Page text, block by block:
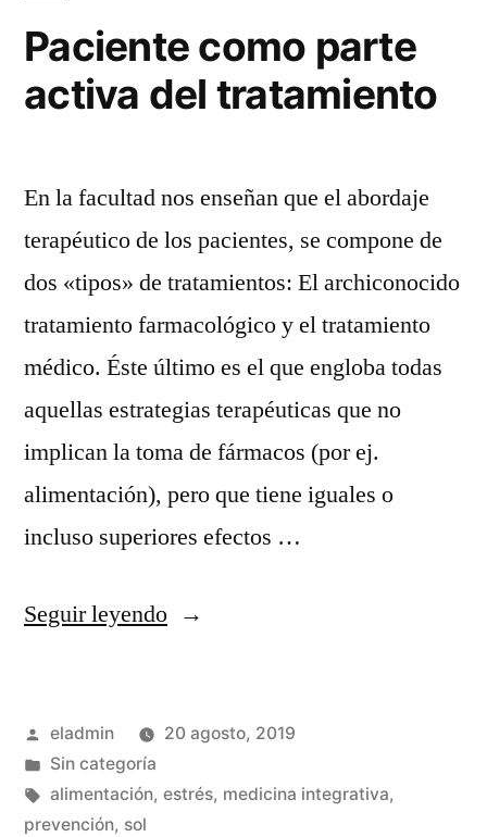
Paciente como parte
activa del tratamiento
En la facultad nos enseñan que el abordaje
terapéutico de los pacientes, se compone de
dos «tipos» de tratamientos: El archiconocido
tratamiento farmacológico y el tratamiento
médico. Éste último es el que engloba todas
aquellas estrategias terapéuticas que no
implican la toma de fármacos (por ej.
alimentación), pero que tiene iguales o
incluso superiores efectos …
Seguir leyendo«Paciente
activa
del
Publicado
por
eladmin
20 agosto, 2019
Publicado
en
Sin categoría
Etiquetas:
alimentación, estrés, medicina integrativa,
prevención, sol